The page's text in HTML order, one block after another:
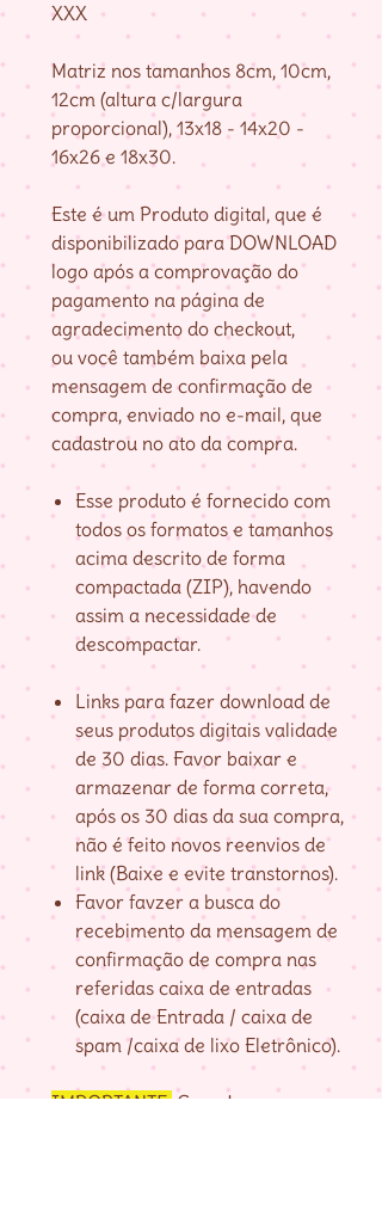
XXX
Matriz nos tamanhos 8cm, 10cm,
12cm (altura c/largura
proporcional), 13x18 - 14x20 -
16x26 e 18x30.
Este é um Produto digital, que é
disponibilizado para DOWNLOAD
logo após a comprovação do
pagamento na página de
agradecimento do checkout,
ou você também baixa pela
mensagem de confirmação de
compra, enviado no e-mail, que
cadastrou no ato da compra.
Esse produto é fornecido com
todos os formatos e tamanhos
acima descrito de forma
compactada (ZIP), havendo
assim a necessidade de
descompactar.
Links para fazer download de
seus produtos digitais validade
de 30 dias. Favor baixar e
armazenar de forma correta,
após os 30 dias da sua compra,
não é feito novos reenvios de
link (Baixe e evite transtornos).
Favor favzer a busca do
recebimento da mensagem de
confirmação de compra nas
referidas caixa de entradas
(caixa de Entrada / caixa de
spam /caixa de lixo Eletrônico).
IMPORTANTE: Guarde seu